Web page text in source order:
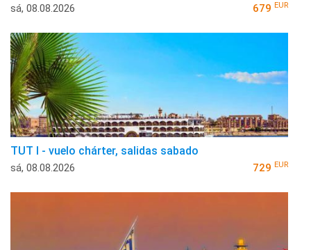
sá, 08.08.2026 679 EUR
TUT I - vuelo chárter, salidas sabado
sá, 08.08.2026 729 EUR